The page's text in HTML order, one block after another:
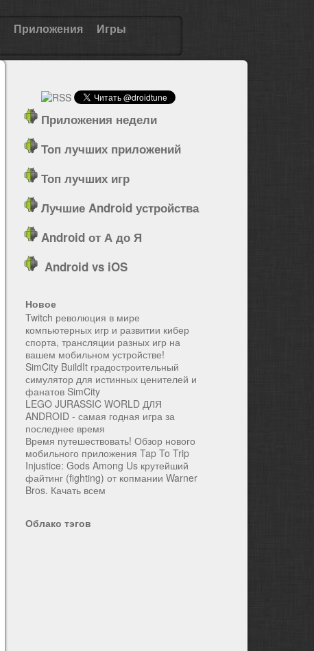
Приложения Игры
Приложения недели
Топ лучших приложений
Топ лучших игр
Лучшие Android устройства
Android от А до Я
Android vs iOS
Новое
Twitch революция в мире
компьютерных игр и развитии кибер
спорта, трансляции разных игр на
вашем мобильном устройстве!
SimCity BuildIt градостроительный
симулятор для истинных ценителей и
фанатов SimCity
LEGO JURASSIC WORLD ДЛЯ
ANDROID - самая годная игра за
последнее время
Время путешествовать! Обзор нового
мобильного приложения Tap To Trip
Injustice: Gods Among Us крутейший
файтинг (fighting) от копмании Warner
Bros. Качать всем
Облако тэгов